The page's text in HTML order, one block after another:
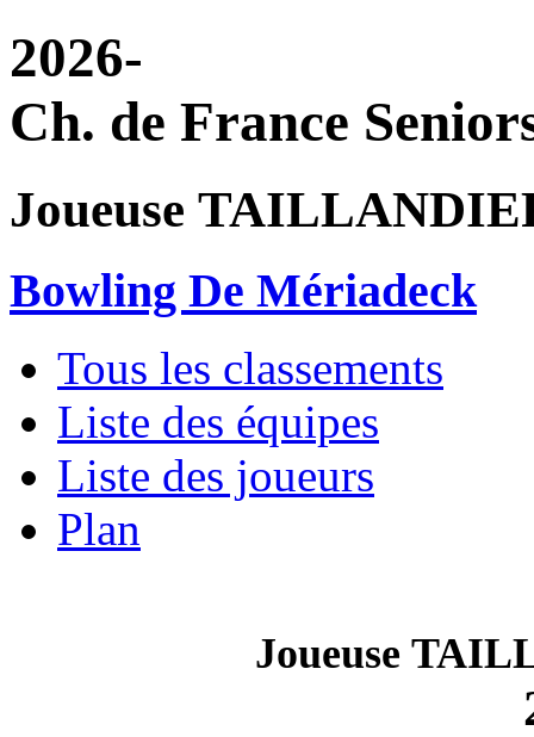
2026-
Ch. de France
Joueuse
Bowling De Mériadeck
Tous les classements
Liste des équipes
Liste des joueurs
Plan
Joueuse